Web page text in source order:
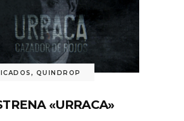
, QUINDROP
«URRACA»